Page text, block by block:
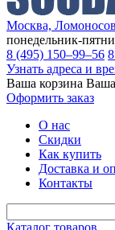
Москва,
понедельник-
8 (495) 150–99–56
Узнать адреса и
Ваша корзина Ваша
Оформить заказ
О нас
Скидки
Как купить
Доставка и
Контакты
Каталог товаров